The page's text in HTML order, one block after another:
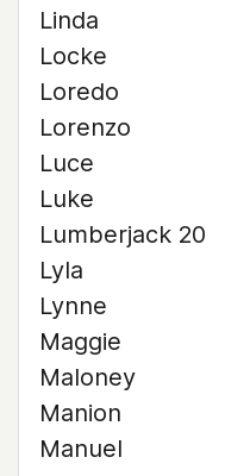
Linda
Locke
Loredo
Lorenzo
Luce
Luke
Lumberjack 20
Lyla
Lynne
Maggie
Maloney
Manion
Manuel